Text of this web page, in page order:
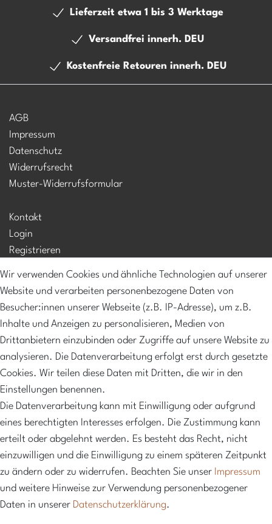
Lieferzeit etwa 1 bis 3 Werktage
Versandfrei innerh. DEU
Kostenfreie Retouren innerh. DEU
AGB
Impressum
Datenschutz
Widerrufsrecht
Muster-Widerrufsformular
Kontakt
Login
Registrieren
NEWSLETTER
Abonniere unseren Newsletter und erhalte 10%
Rabatt sowie regelmäßige Informationen über neue
Produkte, exklusive Angebote und vieles mehr
Hier anmelden
Wir verwenden Cookies und ähnliche Technologien auf unserer
Website und verarbeiten personenbezogene Daten von
Besucher:innen unserer Webseite (z.B. IP-Adresse), um z.B.
Inhalte und Anzeigen zu personalisieren, Medien von
Drittanbietern einzubinden oder Zugriffe auf unsere Website zu
analysieren. Die Datenverarbeitung erfolgt erst durch gesetzte
Cookies. Wir teilen diese Daten mit Dritten, die wir in den
Einstellungen benennen.
Die Datenverarbeitung kann mit Einwilligung oder aufgrund
eines berechtigten Interesses erfolgen. Die Zustimmung kann
erteilt oder abgelehnt werden. Es besteht das Recht, nicht
einzuwilligen und die Einwilligung zu einem späteren Zeitpunkt
zu ändern oder zu widerrufen. Beachten Sie unser Impressum
und weitere Hinweise zur Verwendung personenbezogener
Daten in unserer Daten­schutz­erklärung.